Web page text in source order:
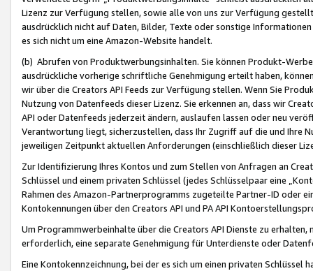
Lizenz zur Verfügung stellen, sowie alle von uns zur Verfügung
ausdrücklich nicht auf Daten, Bilder, Texte oder sonstige
es sich nicht um eine Amazon-Website handelt.
(b) Abrufen von Produktwerbungsinhalten. Sie können Produkt-
ausdrückliche vorherige schriftliche Genehmigung erteilt haben,
wir über die Creators API Feeds zur Verfügung stellen. Wenn Sie
Nutzung von Datenfeeds dieser Lizenz. Sie erkennen an, dass wir
API oder Datenfeeds jederzeit ändern, auslaufen lassen oder neu
Verantwortung liegt, sicherzustellen, dass Ihr Zugriff auf die und Ihre
jeweiligen Zeitpunkt aktuellen Anforderungen (einschließlich dieser
Zur Identifizierung Ihres Kontos und zum Stellen von Anfragen an
Schlüssel und einem privaten Schlüssel (jedes Schlüsselpaar eine
Rahmen des Amazon-Partnerprogramms zugeteilte Partner-ID oder
Kontokennungen über den Creators API und PA API
Um Programmwerbeinhalte über die Creators API Dienste zu
erforderlich, eine separate Genehmigung für Unterdienste oder
Eine Kontokennzeichnung, bei der es sich um einen privaten